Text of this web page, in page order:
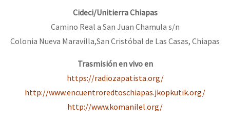
Cideci/Unitierra Chiapas
Camino Real a San Juan Chamula s/n
Colonia Nueva Maravilla,San Cristóbal de Las Casas, Chiapas
Trasmisión en vivo en
https://radiozapatista.org/
http://www.encuentroredtoschiapas.jkopkutik.org/
http://www.komanilel.org/